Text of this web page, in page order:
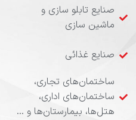
صنایع تابلو سازی و
ماشین سازی
صنایع غذائی
ساختمان‌های تجاری،
ساختمان‌های اداری،
هتل‌ها، بیمارستان‌ها و …